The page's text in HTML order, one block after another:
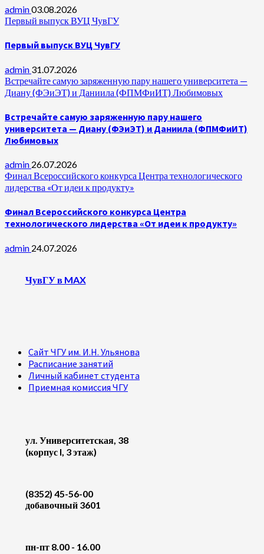
admin03.08.2026
Первый выпуск ВУЦ ЧувГУ
Первый выпуск ВУЦ ЧувГУ
admin 31.07.2026
Встречайте самую заряженную пару нашего университета —
Диану (ФЭиЭТ) и Даниила (ФПМФиИТ) Любимовых
Встречайте самую заряженную пару нашего
университета — Диану (ФЭиЭТ) и Даниила (ФПМФиИТ)
Любимовых
admin 26.07.2026
Финал Всероссийского конкурса Центра технологического
лидерства «От идеи к продукту»
Финал Всероссийского конкурса Центра
технологического лидерства «От идеи к продукту»
admin 24.07.2026
ЧувГУ в MAX
Сайт ЧГУ им. И.Н. Ульянова
Расписание занятий
Личный кабинет студента
Приемная комиссия ЧГУ
ул. Университетская, 38
(корпус I, 3 этаж)
(8352) 45-56-00
добавочный 3601
пн-пт 8.00 - 16.00